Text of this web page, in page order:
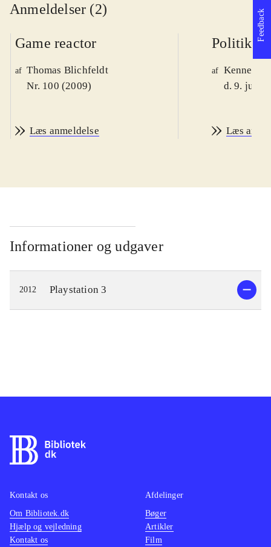
Anmeldelser (2)
Game reactor
af Thomas Blichfeldt
Nr. 100 (2009)
Læs anmeldelse
Politiken
af Kenneth
d. 9. juni
Læs
Informationer og udgaver
2012 Playstation 3
Feedback
Kontakt os
Om Bibliotek.dk
Hjælp og vejledning
Kontakt os
Afdelinger
Bøger
Artikler
Film